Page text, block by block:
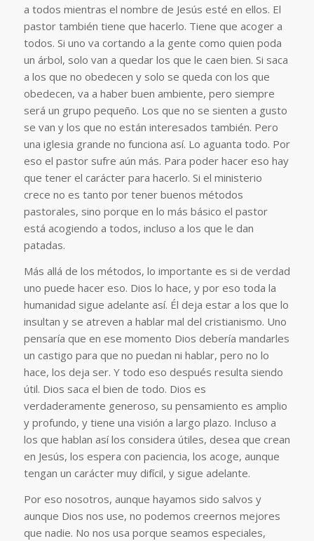
a todos mientras el nombre de Jesús esté en ellos. El
pastor también tiene que hacerlo. Tiene que acoger a
todos. Si uno va cortando a la gente como quien poda
un árbol, solo van a quedar los que le caen bien. Si saca
a los que no obedecen y solo se queda con los que
obedecen, va a haber buen ambiente, pero siempre
será un grupo pequeño. Los que no se sienten a gusto
se van y los que no están interesados también. Pero
una iglesia grande no funciona así. Lo aguanta todo. Por
eso el pastor sufre aún más. Para poder hacer eso hay
que tener el carácter para hacerlo. Si el ministerio
crece no es tanto por tener buenos métodos
pastorales, sino porque en lo más básico el pastor
está acogiendo a todos, incluso a los que le dan
patadas.
Más allá de los métodos, lo importante es si de verdad
uno puede hacer eso. Dios lo hace, y por eso toda la
humanidad sigue adelante así. Él deja estar a los que lo
insultan y se atreven a hablar mal del cristianismo. Uno
pensaría que en ese momento Dios debería mandarles
un castigo para que no puedan ni hablar, pero no lo
hace, los deja ser. Y todo eso después resulta siendo
útil. Dios saca el bien de todo. Dios es
verdaderamente generoso, su pensamiento es amplio
y profundo, y tiene una visión a largo plazo. Incluso a
los que hablan así los considera útiles, desea que crean
en Jesús, los espera con paciencia, los acoge, aunque
tengan un carácter muy difícil, y sigue adelante.
Por eso nosotros, aunque hayamos sido salvos y
aunque Dios nos use, no podemos creernos mejores
que nadie. No nos usa porque seamos especiales,